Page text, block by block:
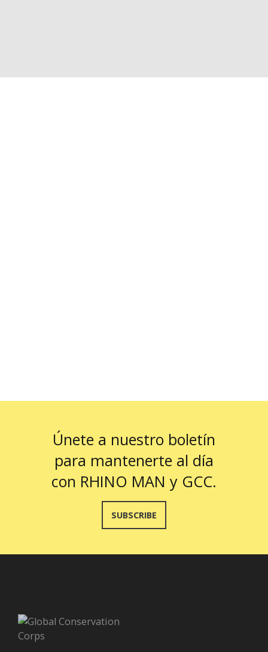
Únete a nuestro boletín
para mantenerte al día
con RHINO MAN y GCC.
SUBSCRIBE